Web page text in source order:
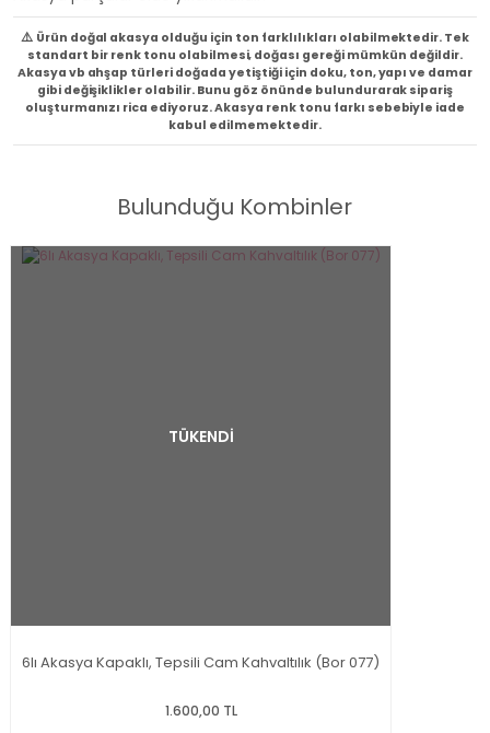
⚠️ Ürün doğal akasya olduğu için ton farklılıkları olabilmektedir. Tek
standart bir renk tonu olabilmesi, doğası gereği mümkün değildir.
Akasya vb ahşap türleri doğada yetiştiği için doku, ton, yapı ve damar
gibi değişiklikler olabilir. Bunu göz önünde bulundurarak sipariş
oluşturmanızı rica ediyoruz. Akasya renk tonu farkı sebebiyle iade
kabul edilmemektedir.
Bulunduğu Kombinler
TÜKENDİ
6lı Akasya Kapaklı, Tepsili Cam Kahvaltılık (Bor 077)
1.600,00 TL